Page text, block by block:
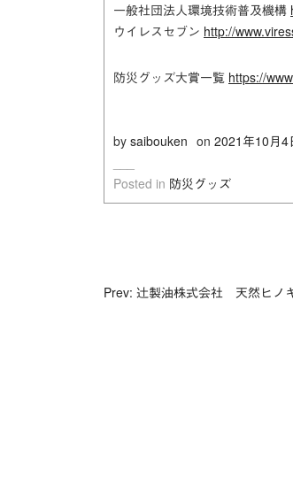
一般社団法人環境技術普及機構
ウイレスセブン http://
防災グッズ大賞一覧 https://
by saibouken on 2021年10月4
Posted in 防災グッズ
稿
Prev: 辻製油株式会社 天然ヒノ